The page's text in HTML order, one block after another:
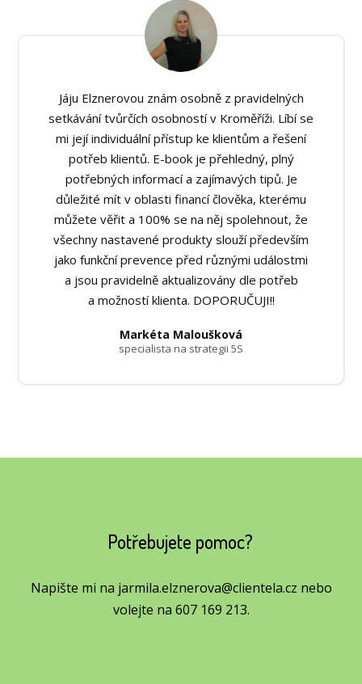
Jáju Elznerovou znám osobně z pravidelných
setkávání tvůrčích osobností v Kroměříži. Líbí se
mi její individuální přístup ke klientům a řešení
potřeb klientů. E-book je přehledný, plný
potřebných informací a zajímavých tipů. Je
důležité mít v oblasti financí člověka, kterému
můžete věřit a 100% se na něj spolehnout, že
všechny nastavené produkty slouží především
jako funkční prevence před různými událostmi
a jsou pravidelně aktualizovány dle potřeb
a možností klienta. DOPORUČUJI!!
Markéta Maloušková
specialista na strategii 5S
Potřebujete pomoc?
Napište mi na jarmila.elznerova@clientela.cz nebo
volejte na 607 169 213.